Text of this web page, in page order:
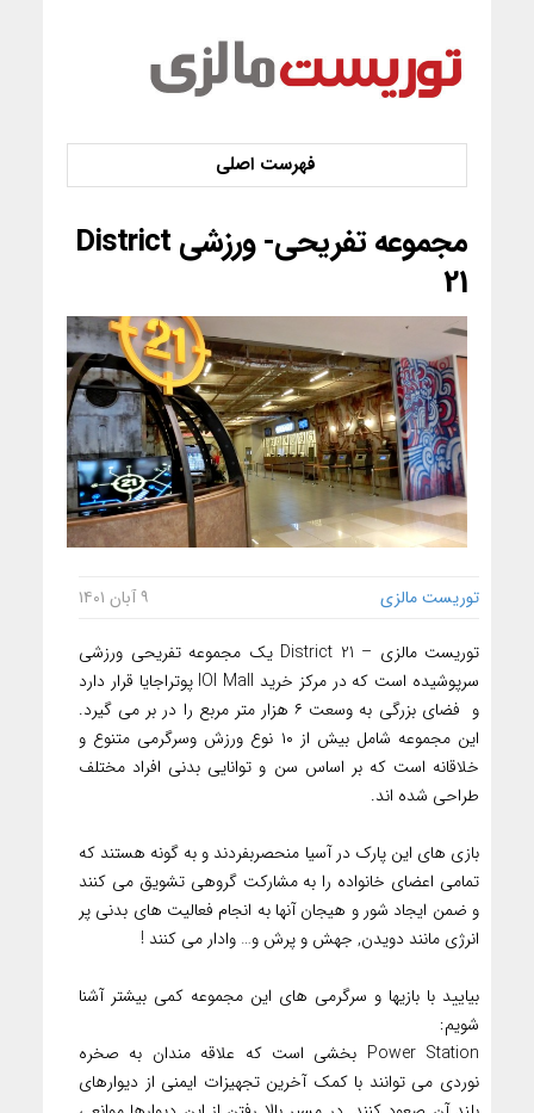
مجموعه تفریحی- ورزشی District
21
توریست مالزی ۹ آبان ۱۴۰۱
توریست مالزی – District 21 یک مجموعه تفریحی ورزشی
سرپوشیده است که در مرکز خرید IOI Mall پوتراجایا قرار دارد
و فضای بزرگی به وسعت ۶ هزار متر مربع را در بر می گیرد.
این مجموعه شامل بیش از ۱۰ نوع ورزش وسرگرمی متنوع و
خلاقانه است که بر اساس سن و توانایی بدنی افراد مختلف
طراحی شده اند.
بازی های این پارک در آسیا منحصربفردند و به گونه هستند که
تمامی اعضای خانواده را به مشارکت گروهی تشویق می کنند
و ضمن ایجاد شور و هیجان آنها به انجام فعالیت های بدنی پر
انرژی مانند دویدن, جهش و پرش و… وادار می کنند !
بیایید با بازیها و سرگرمی های این مجموعه کمی بیشتر آشنا
شویم:
Power Station بخشی است که علاقه مندان به صخره
نوردی می توانند با کمک آخرین تجهیزات ایمنی از دیوارهای